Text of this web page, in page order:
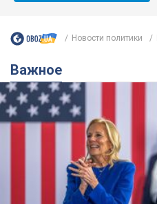
Новости политики
Важное